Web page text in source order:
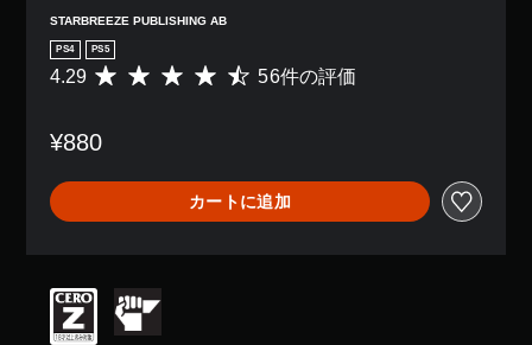
STARBREEZE PUBLISHING AB
PS4 PS5
評
は
6
、
平
価
は
5
4.29 56件の評価
¥880
カートに追加